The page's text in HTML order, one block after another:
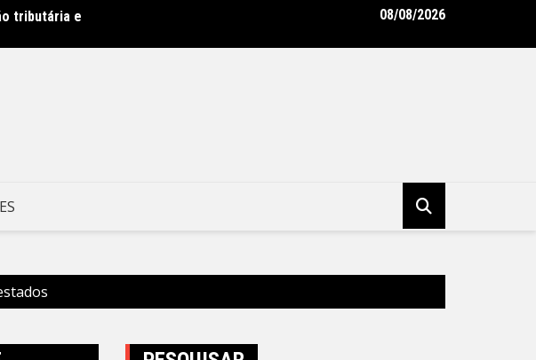
tributária e
Obras do emissário da Avenida Almirante Ary Parreiras entram na reta
08/08/2026